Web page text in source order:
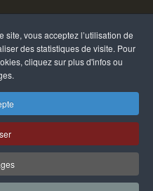
et référencé par Awak
site, vous acceptez l’utilisation de
des statistiques de visite. Pour
cliquez sur plus d'infos ou